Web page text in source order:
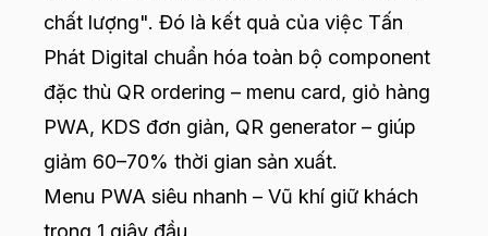
chất lượng". Đó là kết quả của việc Tấn
Phát Digital chuẩn hóa toàn bộ component
đặc thù QR ordering – menu card, giỏ hàng
PWA, KDS đơn giản, QR generator – giúp
giảm 60–70% thời gian sản xuất.
Menu PWA siêu nhanh – Vũ khí giữ khách
trong 1 giây đầu